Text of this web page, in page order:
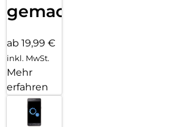
gemacht!
ab 19,99 €
inkl. MwSt.
Mehr
erfahren